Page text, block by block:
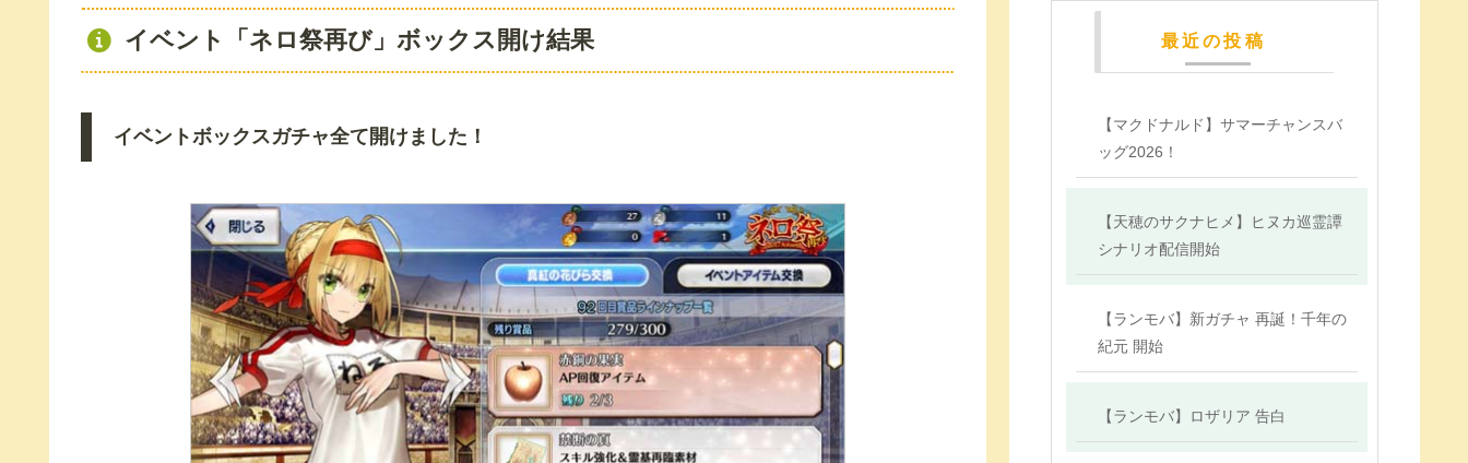
イベント「ネロ祭再び」ボックス開け結果
イベントボックスガチャ全て開けました！
最近の投稿
【マクドナルド】サマーチャンスバ
ッグ2026！
【天穂のサクナヒメ】ヒヌカ巡霊譚
シナリオ配信開始
【ランモバ】新ガチャ 再誕！千年の
紀元 開始
【ランモバ】ロザリア 告白